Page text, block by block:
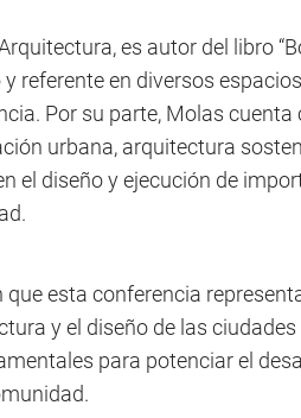
es autor del libro
referente en diversos
Por su parte, Molas cuenta
urbana, arquitectura
el diseño y ejecución de
esta conferencia
y el diseño de las ciudades
para potenciar el